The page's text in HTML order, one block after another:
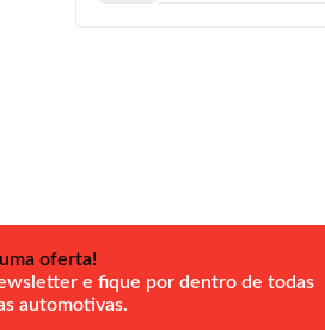
oferta!
e fique por dentro de todas
automotivas.